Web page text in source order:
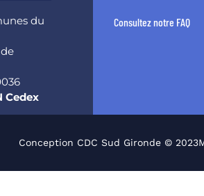
du
Cedex
Consultez notre FAQ
Conception CDC Sud Gironde © 2023